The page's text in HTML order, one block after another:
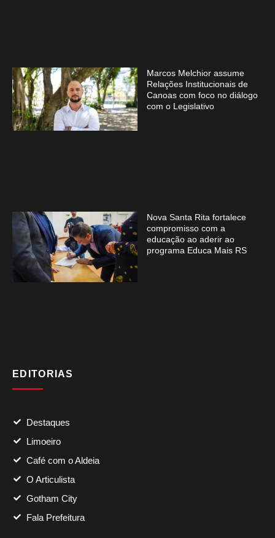
Marcos Melchior assume
Relações Institucionais de
Canoas com foco no diálogo
com o Legislativo
Nova Santa Rita fortalece
compromisso com a
educação ao aderir ao
programa Educa Mais RS
EDITORIAS
Destaques
Limoeiro
Café com o Aldeia
O Articulista
Gotham City
Fala Prefeitura